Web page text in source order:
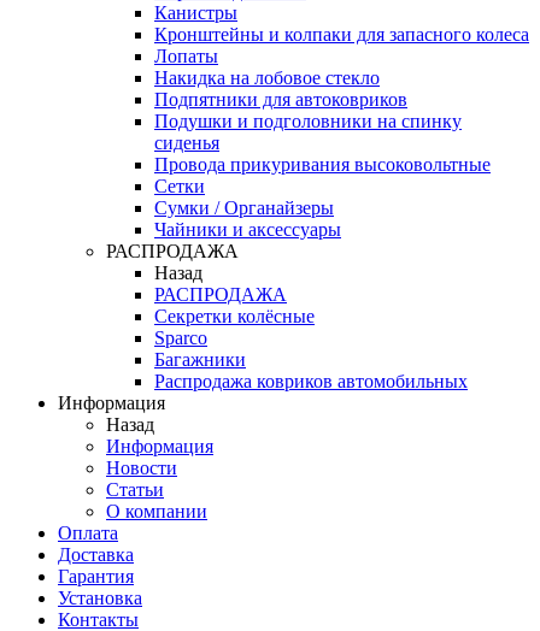
Канистры
Кронштейны и колпаки для запасного колеса
Лопаты
Накидка на лобовое стекло
Подпятники для автоковриков
Подушки и подголовники на спинку
сиденья
Провода прикуривания высоковольтные
Сетки
Сумки / Органайзеры
Чайники и аксессуары
РАСПРОДАЖА
Назад
РАСПРОДАЖА
Секретки колёсные
Sparco
Багажники
Распродажа ковриков автомобильных
Информация
Назад
Информация
Новости
Статьи
О компании
Оплата
Доставка
Гарантия
Установка
Контакты